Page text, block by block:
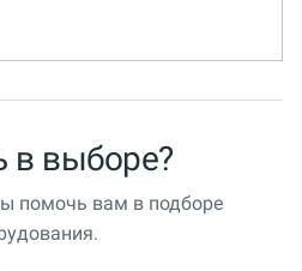
в выборе?
помочь вам в подборе